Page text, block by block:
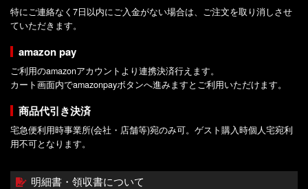
特にご連絡なく7日以内にご入金がない場合は、ご注文を取り消しさせ
ていただきます。
amazon pay
ご利用のamazonアカウントより連携決済行えます。
カート画面内でamazonpayボタンへ進みますとご利用いただけます。
商品代引き決済
宅急便利用時事業所(会社・店舗等)宛のみ可。ゲスト購入時個人宅宛利
用不可となります。
明細書・領収書について